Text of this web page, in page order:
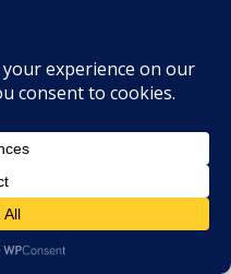
vechi și necesită
milioane de lei pentru
standarde. Aceste
existente,
instalarea de
cu apă
de plimbare, spații
de modernizare